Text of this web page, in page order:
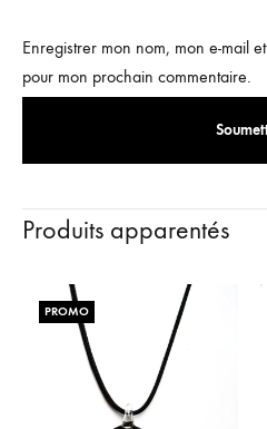
Enregistrer mon nom, mon e-mail
pour mon prochain commentaire.
Produits apparentés
PROMO